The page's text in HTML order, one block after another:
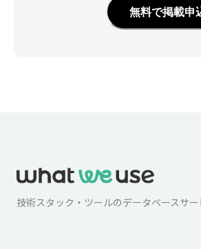
無料で掲載申
技術スタック・ツールのデータベースサー